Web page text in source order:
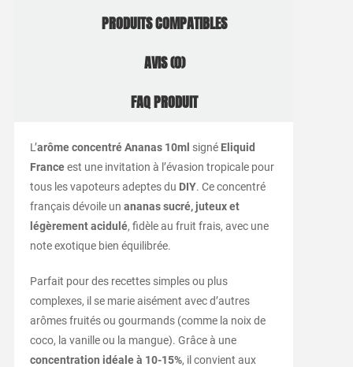
PRODUITS COMPATIBLES
AVIS (0)
FAQ PRODUIT
L’arôme concentré Ananas 10ml signé Eliquid
Franceest une invitation à l’évasion tropicale pour
tous les vapoteurs adeptes du DIY. Ce concentré
français dévoile un ananas sucré, juteux et
légèrement acidulé, fidèle au fruit frais, avec une
note exotique bien équilibrée.
Parfait pour des recettes simples ou plus
complexes, il se marie aisément avec d’autres
arômes fruités ou gourmands (comme la noix de
coco, la vanille ou la mangue). Grâce à une
concentration idéale à 10-15%, il convient aux